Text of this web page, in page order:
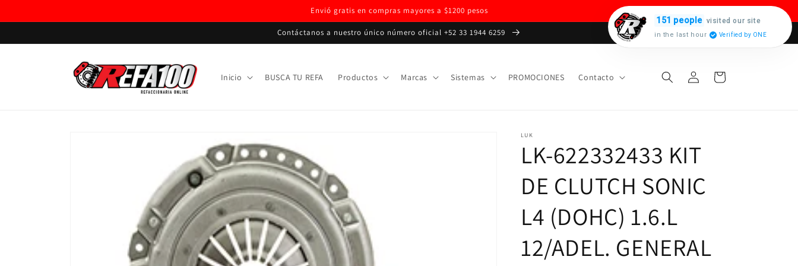
al contenido
Envió gratis en compras mayores a $1200 pesos
Contáctanos a nuestro único número oficial +52 33 1944 6259
Inicio BUSCA TU REFA Productos Marcas Sistemas PROMOCIONES Contacto
Iniciar
sesión
Carrito
LUK
LK-622332433 KIT
DE CLUTCH SONIC
L4 (DOHC) 1.6.L
12/ADEL. GENERAL
151 people visited our site
in the last hour Verified by ONE